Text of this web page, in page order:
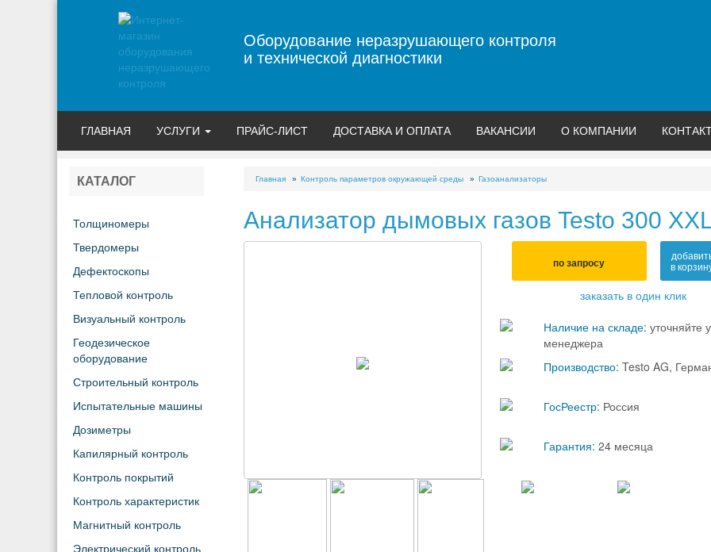
Оборудование неразрушающего контроля
и технической диагностики
ГЛАВНАЯ УСЛУГИ ПРАЙС-ЛИСТ ДОСТАВКА И ОПЛАТА ВАКАНСИИ О КОМПАНИИ
КАТАЛОГ
Толщиномеры
Твердомеры
Дефектоскопы
Тепловой контроль
Визуальный контроль
Геодезическое
оборудование
Строительный контроль
Испытательные машины
Дозиметры
Капилярный контроль
Контроль покрытий
Контроль характеристик
Магнитный контроль
Электрический контроль
Главная Контроль параметров окружающей среды Газоанализаторы
Анализатор дымовых газов Testo 300
по запросу
в
заказать в один клик
Наличие на складе: уточняйте у
менеджера
Производство: Testo AG,
ГосРеестр: Россия
Гарантия: 24 месяца